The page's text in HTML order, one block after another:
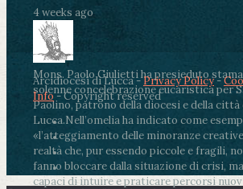
4 weeks ago
Mons. Paolo Giulietti ha presieduto
solenne concelebrazione eucaristica per
Paolino, patrono della diocesi e della città
Lucca.Nell’omelia ha indicato come
«l’atteggiamento delle minoranze
realtà che, pur essendo piccole e fragili,
fanno bloccare dalla situazione di crisi,
capaci di intuire e praticare percorsi
Arcidiocesi di Lucca -Privacy Policy-
Info- Copyright reserved